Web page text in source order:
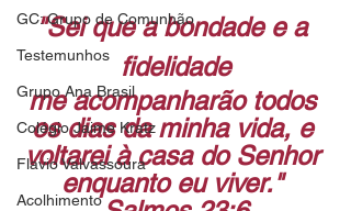
GC: Grupo de Comunhão
Testemunhos
Grupo Ana Brasil
Colégio Jaime Kratz
Flavio Valvassoura
Acolhimento
"Sei que a bondade e a
fidelidade
me acompanharão todos
os dias da minha vida, e
voltarei à casa do Senhor
enquanto eu viver."